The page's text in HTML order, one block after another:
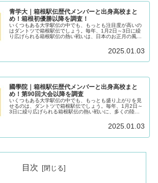
青学大｜箱根駅伝歴代メンバーと出身高校まと
め！箱根初優勝以降を調査！
いくつもある大学駅伝の中でも、もっとも注目度が高いの
はダントツで箱根駅伝でしょう。毎年、1月2日～3日に繰
り広げられる箱根駅伝の熱い戦いは、日本のお正月の風物
2025.01.03
國學院｜箱根駅伝歴代メンバーと出身高校まと
め！第90回大会以降を調査
いくつもある大学駅伝の中でも、もっとも盛り上がりを見
せるのは、ダントツで箱根駅伝でしょう。毎年、1月2日～
3日に繰り広げられる箱根駅伝の熱い戦いに、多くの陸上
2025.01.03
目次